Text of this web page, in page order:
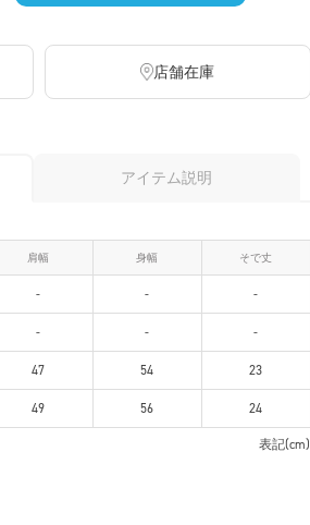
店舗在庫
アイテム説明
肩幅 身幅 そで丈
- - -
- - -
47 54 23
49 56 24
表記(cm)